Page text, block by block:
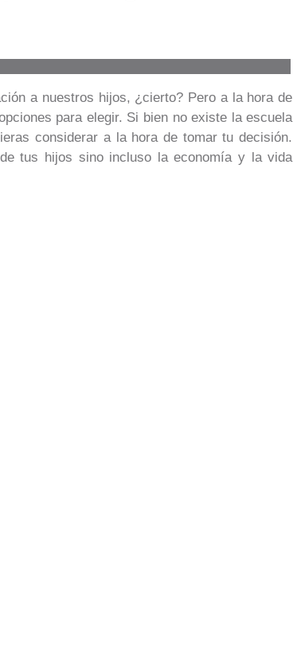
a nuestros hijos, ¿cierto? Pero a la hora de
para elegir. Si bien no existe la escuela
considerar a la hora de tomar tu decisión.
tus hijos sino incluso la economía y la vida